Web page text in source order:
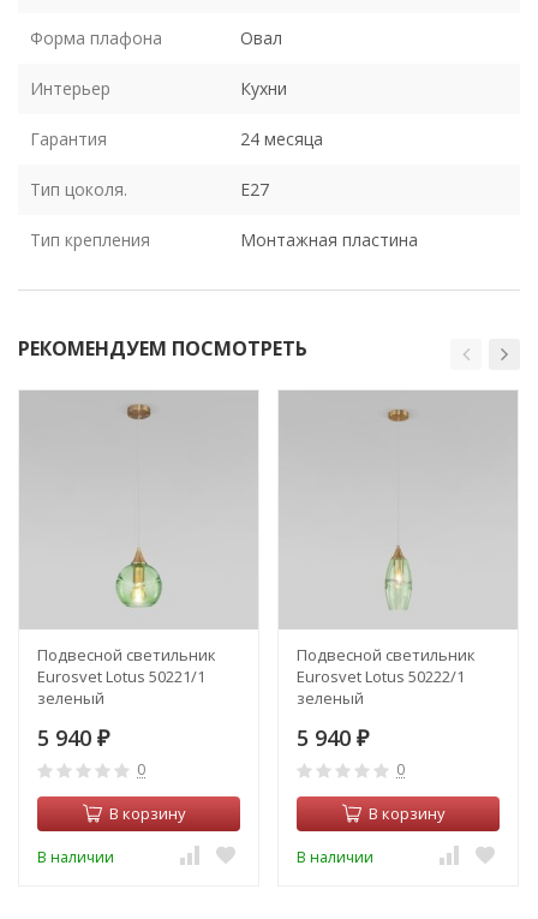
Форма плафона Овал
Интерьер Кухни
Гарантия 24 месяца
Тип цоколя. E27
Тип крепления Монтажная пластина
РЕКОМЕНДУЕМ ПОСМОТРЕТЬ
Подвесной светильник
Eurosvet Lotus 50221/1
зеленый
5 940 ₽
0
В корзину
В наличии
Подвесной светильник
Eurosvet Lotus 50222/1
зеленый
5 940 ₽
0
В корзину
В наличии